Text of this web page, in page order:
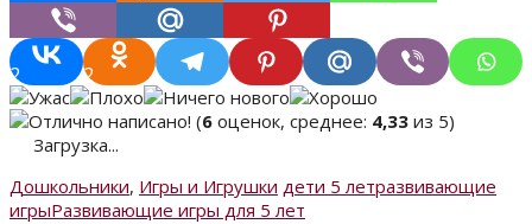
2 2
(6 оценок, среднее: 4,33 из 5)
Загрузка...
Дошкольники, Игры и Игрушки дети 5 летразвивающие
игрыРазвивающие игры для 5 лет